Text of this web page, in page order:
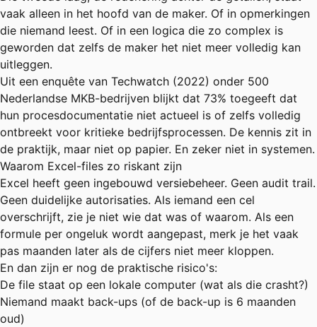
vaak alleen in het hoofd van de maker. Of in opmerkingen
die niemand leest. Of in een logica die zo complex is
geworden dat zelfs de maker het niet meer volledig kan
uitleggen.
Uit een enquête van Techwatch (2022) onder 500
Nederlandse MKB-bedrijven blijkt dat 73% toegeeft dat
hun procesdocumentatie niet actueel is of zelfs volledig
ontbreekt voor kritieke bedrijfsprocessen. De kennis zit in
de praktijk, maar niet op papier. En zeker niet in systemen.
Waarom Excel-files zo riskant zijn
Excel heeft geen ingebouwd versiebeheer. Geen audit trail.
Geen duidelijke autorisaties. Als iemand een cel
overschrijft, zie je niet wie dat was of waarom. Als een
formule per ongeluk wordt aangepast, merk je het vaak
pas maanden later als de cijfers niet meer kloppen.
En dan zijn er nog de praktische risico's:
De file staat op een lokale computer (wat als die crasht?)
Niemand maakt back-ups (of de back-up is 6 maanden
oud)